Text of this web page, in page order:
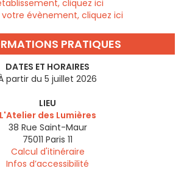
cliquez ici
évènement, cliquez ici
PRATIQUES
DATES ET HORAIRES
partir du 5 juillet 2026
LIEU
L'Atelier des Lumières
38 Rue Saint-Maur
75011 Paris 11
Calcul d'itinéraire
Infos d’accessibilité